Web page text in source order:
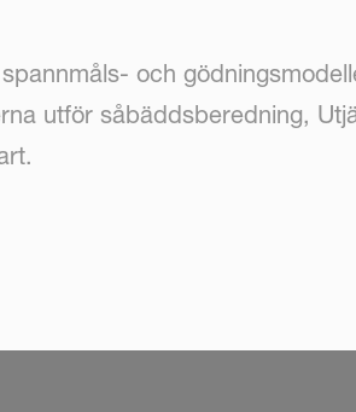
och
utför såbäddsberedning,